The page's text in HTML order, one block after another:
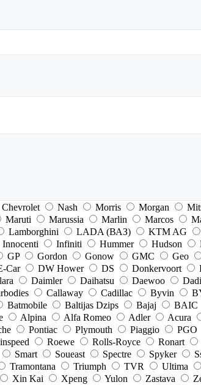
Chevrolet Nash Morris Morgan
Maruti Marussia Marlin Marcos
Lamborghini LADA (ВАЗ) KTM AG
Innocenti Infiniti Hummer Hudson
GP Gordon Gonow GMC Geo
Car DW Hower DS Donkervoort
Daimler Daihatsu Daewoo Dadi
Callaway Cadillac Byvin
Batmobile Baltijas Dzips Bajaj BAIC
Alpina Alfa Romeo Adler Acura
Pontiac Plymouth Piaggio PGO
Roewe Rolls-Royce Ronart
Smart Soueast Spectre Spyker
Tramontana Triumph TVR Ultima
Xin Kai Xpeng Yulon Zastava